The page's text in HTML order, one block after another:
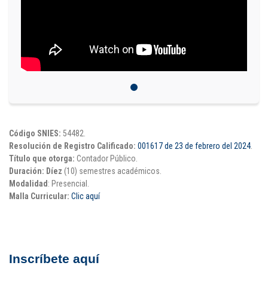
Código SNIES: 54482.
Resolución de Registro Calificado: 001617 de 23 de febrero del 2024.
Título que otorga: Contador Público.
Duración: Díez (10) semestres académicos.
Modalidad : Presencial.
Malla Curricular: Clic aquí
Inscríbete aquí
Empleo
Contáctanos
Línea de Atención al Cliente
Campus Estadio: CR 70 # 52-49